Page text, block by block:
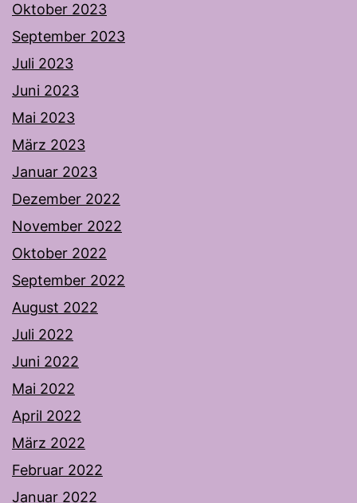
Oktober 2023
September 2023
Juli 2023
Juni 2023
Mai 2023
März 2023
Januar 2023
Dezember 2022
November 2022
Oktober 2022
September 2022
August 2022
Juli 2022
Juni 2022
Mai 2022
April 2022
März 2022
Februar 2022
Januar 2022